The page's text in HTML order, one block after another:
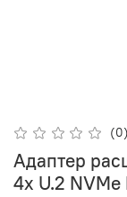
(0)
Адаптер
4x U.2 NVMe